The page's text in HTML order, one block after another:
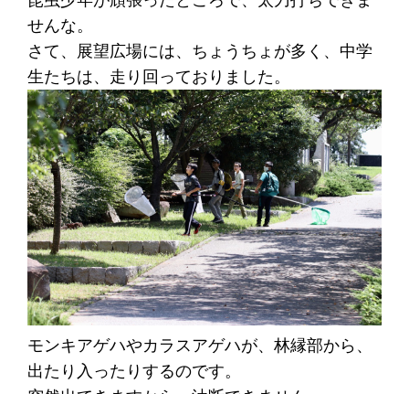
せんな。
さて、展望広場には、ちょうちょが多く、中学
生たちは、走り回っておりました。
モンキアゲハやカラスアゲハが、林縁部から、
出たり入ったりするのです。